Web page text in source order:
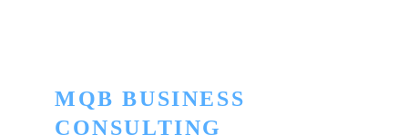
MQB BUSINESS
CONSULTING